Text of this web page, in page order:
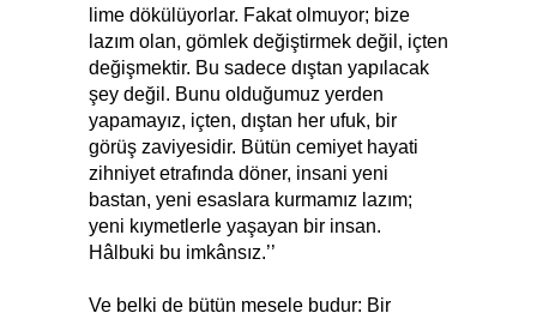
lime dökülüyorlar. Fakat olmuyor; bize
lazım olan, gömlek değiştirmek değil, içten
değişmektir. Bu sadece dıştan yapılacak
şey değil. Bunu olduğumuz yerden
yapamayız, içten, dıştan her ufuk, bir
görüş zaviyesidir. Bütün cemiyet hayati
zihniyet etrafında döner, insani yeni
bastan, yeni esaslara kurmamız lazım;
yeni kıymetlerle yaşayan bir insan.
Hâlbuki bu imkânsız.’’
Ve belki de bütün mesele budur: Bir